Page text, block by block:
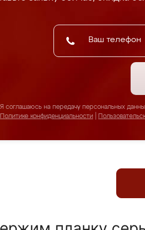
Я соглашаюсь на передачу персональных
Политике конфиденциальности